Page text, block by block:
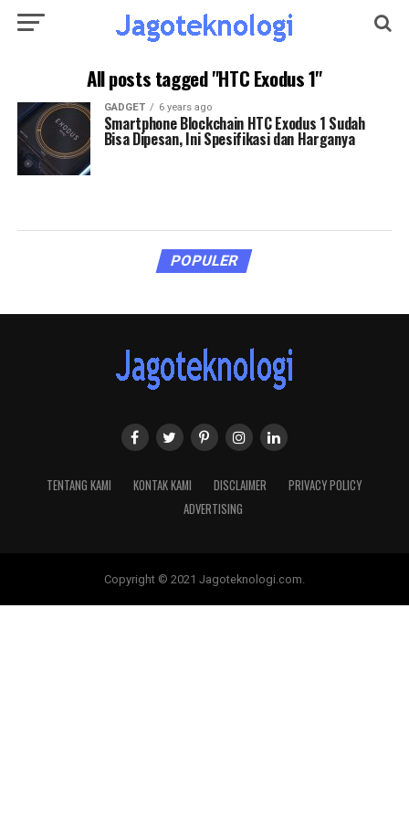
All posts tagged "HTC Exodus 1"
GADGET 6 years ago
Smartphone Blockchain HTC Exodus 1 Sudah
Bisa Dipesan, Ini Spesifikasi dan Harganya
POPULER
TENTANG KAMI KONTAK KAMI DISCLAIMER
PRIVACY POLICY
ADVERTISING
Copyright © 2021 Jagoteknologi.com.